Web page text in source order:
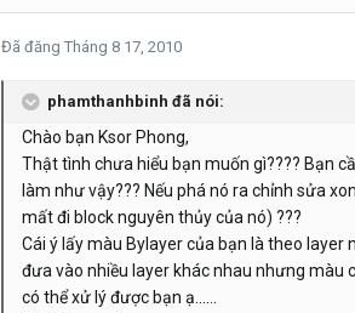
Đã đăng Tháng 8 17, 2010
phamthanhbinh đã nói:
Chào bạn Ksor Phong,
Thật tình chưa hiểu bạn muốn gì???? Bạn
làm như vậy??? Nếu phá nó ra chỉnh sửa
mất đi block nguyên thủy của nó) ???
Cái ý lấy màu Bylayer của bạn là theo
đưa vào nhiều layer khác nhau nhưng màu
có thể xử lý được bạn ạ......